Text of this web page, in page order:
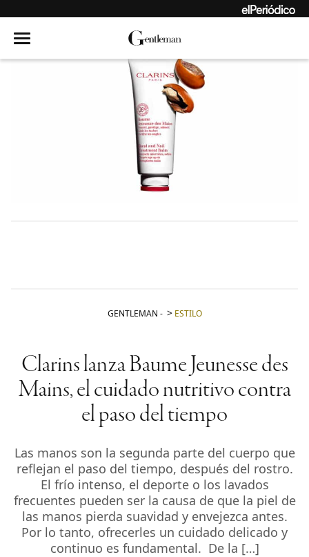
GENTLEMAN - ESTILO
Clarins lanza Baume Jeunesse des
Mains, el cuidado nutritivo contra
el paso del tiempo
Las manos son la segunda parte del cuerpo que
reflejan el paso del tiempo, después del rostro.
El frío intenso, el deporte o los lavados
frecuentes pueden ser la causa de que la piel de
las manos pierda suavidad y envejezca antes.
Por lo tanto, ofrecerles un cuidado delicado y
continuo es fundamental. De la […]